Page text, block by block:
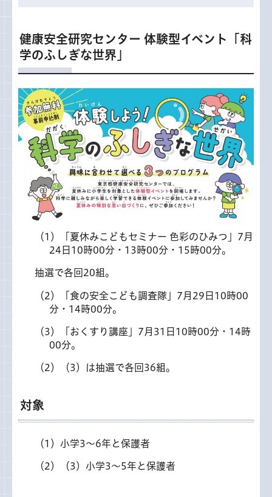
健康安全研究センター 体験型イベント「科
学のふしぎな世界」
（1）「夏休みこどもセミナー 色彩のひみつ」7月
24日10時00分・13時00分・15時00分。
抽選で各回20組。
​​​​（2）「食の安全こども調査隊」7月29日10時00
分・14時00分。
（3）「おくすり講座」7月31日10時00分・14時
00分。
（2）（3）は抽選で各回36組。
対象
（1）小学3～6年と保護者
（2）（3）小学3～5年と保護者